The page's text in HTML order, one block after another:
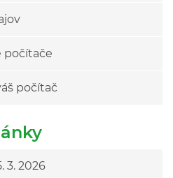
počítače
počítač
3. 2026